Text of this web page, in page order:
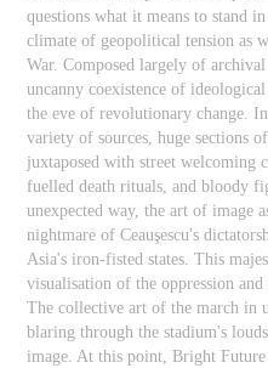
questions what it means to stand
climate of geopolitical tension as
War. Composed largely of
uncanny coexistence of
the eve of revolutionary change.
variety of sources, huge sections
juxtaposed with street welcoming
fuelled death rituals, and bloody
unexpected way, the art of image
nightmare of Ceauşescu's
Asia's iron-fisted states. This
visualisation of the oppression
The collective art of the march in
blaring through the stadium's
image. At this point, Bright